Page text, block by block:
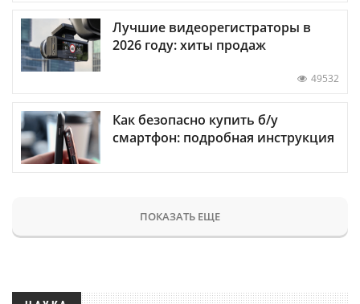
Лучшие видеорегистраторы в
2026 году: хиты продаж
49532
Как безопасно купить б/у
смартфон: подробная инструкция
ПОКАЗАТЬ ЕЩЕ